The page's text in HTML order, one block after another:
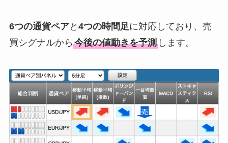
6つの通貨ペアと 4つの時間足に対応しており、売
買シグナルから 今後の値動きを予測します。